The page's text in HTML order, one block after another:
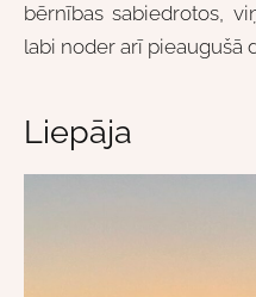
bērnības sabiedrotos,
labi noder arī pieaugušā
Liepāja